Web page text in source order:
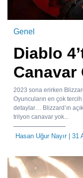
Genel
Diablo
2023 sona erirken
Oyuncuların en çok
detaylar… Blizzard’ın
trilyon canavar yok...
Hasan Uğur Nayır| 31